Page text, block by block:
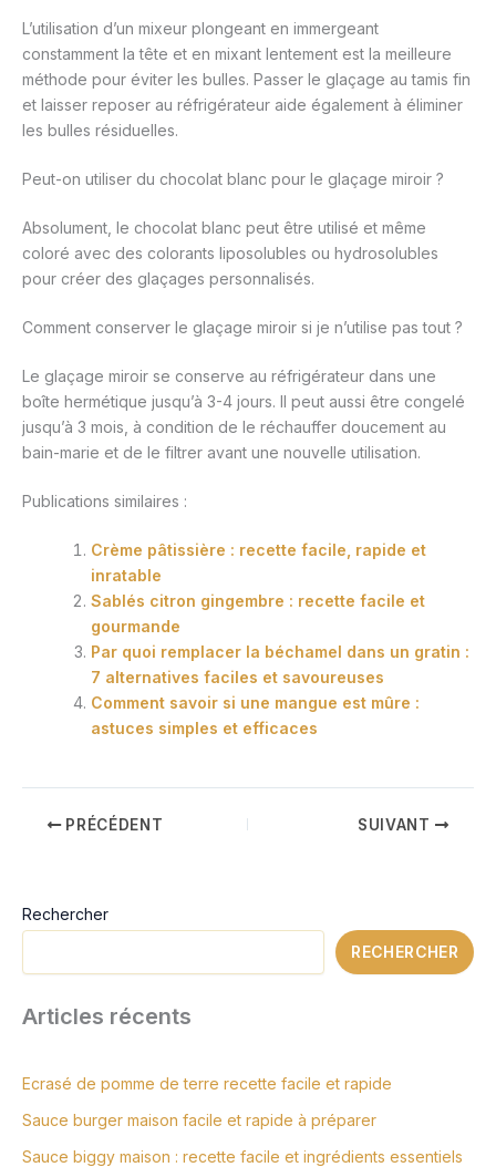
L’utilisation d’un mixeur plongeant en immergeant
constamment la tête et en mixant lentement est la meilleure
méthode pour éviter les bulles. Passer le glaçage au tamis fin
et laisser reposer au réfrigérateur aide également à éliminer
les bulles résiduelles.
Peut-on utiliser du chocolat blanc pour le glaçage miroir ?
Absolument, le chocolat blanc peut être utilisé et même
coloré avec des colorants liposolubles ou hydrosolubles
pour créer des glaçages personnalisés.
Comment conserver le glaçage miroir si je n’utilise pas tout ?
Le glaçage miroir se conserve au réfrigérateur dans une
boîte hermétique jusqu’à 3-4 jours. Il peut aussi être congelé
jusqu’à 3 mois, à condition de le réchauffer doucement au
bain-marie et de le filtrer avant une nouvelle utilisation.
Publications similaires :
Crème pâtissière : recette facile, rapide et
inratable
Sablés citron gingembre : recette facile et
gourmande
Par quoi remplacer la béchamel dans un gratin :
7 alternatives faciles et savoureuses
Comment savoir si une mangue est mûre :
astuces simples et efficaces
PRÉCÉDENT SUIVANT
Rechercher
RECHERCHER
Articles récents
Ecrasé de pomme de terre recette facile et rapide
Sauce burger maison facile et rapide à préparer
Sauce biggy maison : recette facile et ingrédients essentiels